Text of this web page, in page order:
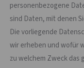
personenbezogene
sind Daten, mit denen
Die vorliegende
wir erheben und wofür
zu welchem Zweck das